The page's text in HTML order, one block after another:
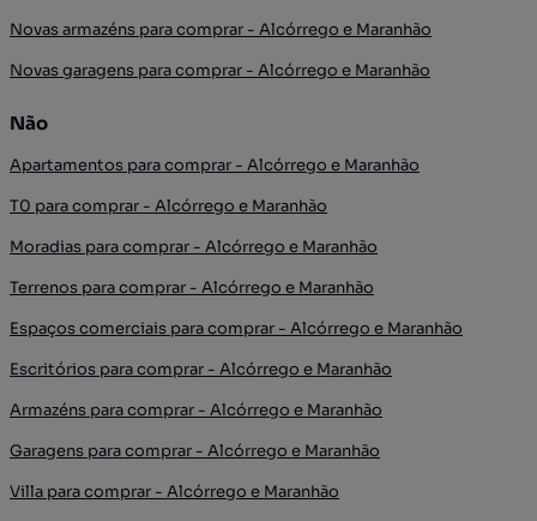
Novas armazéns para comprar - Alcórrego e Maranhão
Novas garagens para comprar - Alcórrego e Maranhão
Não
Apartamentos para comprar - Alcórrego e Maranhão
T0 para comprar - Alcórrego e Maranhão
Moradias para comprar - Alcórrego e Maranhão
Terrenos para comprar - Alcórrego e Maranhão
Espaços comerciais para comprar - Alcórrego e Maranhão
Escritórios para comprar - Alcórrego e Maranhão
Armazéns para comprar - Alcórrego e Maranhão
Garagens para comprar - Alcórrego e Maranhão
Villa para comprar - Alcórrego e Maranhão